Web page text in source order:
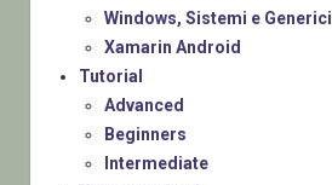
Windows, Sistemi e Generici
Xamarin Android
Tutorial
Advanced
Beginners
Intermediate